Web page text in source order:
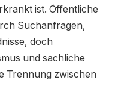
ist. Öffentliche
Suchanfragen,
doch
und sachliche
Trennung zwischen